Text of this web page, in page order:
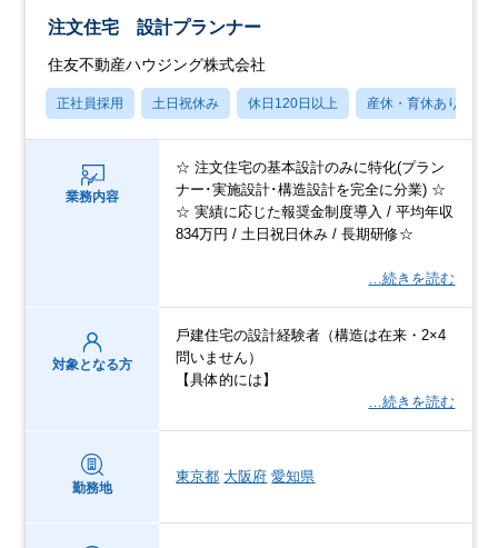
注文住宅 設計プランナー
住友不動産ハウジング株式会社
正社員採用 土日祝休み 休日120日以上 産休・育休あり
業務内容
☆ 注⽂住宅の基本設計のみに特化(プラン
ナー･実施設計･構造設計を完全に分業) ☆
☆ 実績に応じた報奨⾦制度導⼊ / 平均年収
834万円 / ⼟⽇祝⽇休み / ⻑期研修☆
…続きを読む
対象となる方
⼾建住宅の設計経験者（構造は在来・2×4
問いません）
【具体的には】
…続きを読む
勤務地
東京都 大阪府 愛知県